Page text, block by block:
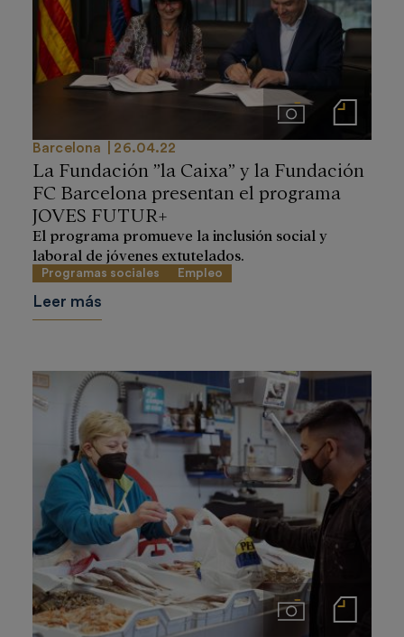
ImágenesNotas de prensa
Barcelona 26.04.22
La Fundación ”la Caixa” y la Fundación
FC Barcelona presentan el programa
JOVES FUTUR+
El programa promueve la inclusión social y
laboral de jóvenes extutelados.
Programas sociales Empleo
Leer más
ImágenesNotas de prensa